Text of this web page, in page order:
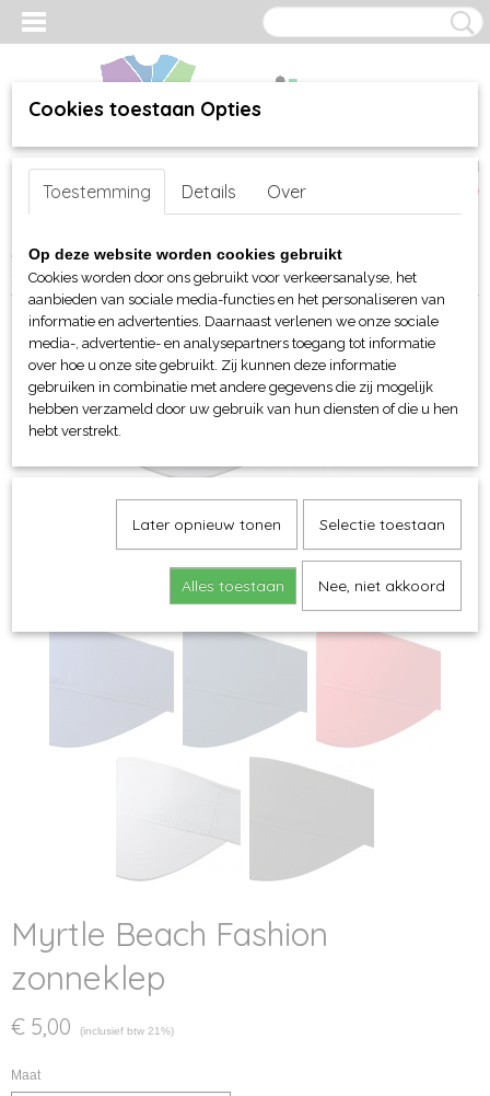
Inloggen Registreren
(0)
Home >webshop>Per merk >Myrtle Beach hoofd-handen
> Myrtle Beach Fashion zonneklep
Myrtle Beach Fashion
zonneklep
€ 5,00 (inclusief btw 21%)
Maat
Cookies toestaan Opties
Toestemming Details Over
Op deze website worden cookies gebruikt
Cookies worden door ons gebruikt voor verkeersanalyse, het
aanbieden van sociale media-functies en het personaliseren van
informatie en advertenties. Daarnaast verlenen we onze sociale
media-, advertentie- en analysepartners toegang tot informatie
over hoe u onze site gebruikt. Zij kunnen deze informatie
gebruiken in combinatie met andere gegevens die zij mogelijk
hebben verzameld door uw gebruik van hun diensten of die u hen
hebt verstrekt.
Later opnieuw tonen Selectie toestaan
Alles toestaan Nee, niet akkoord